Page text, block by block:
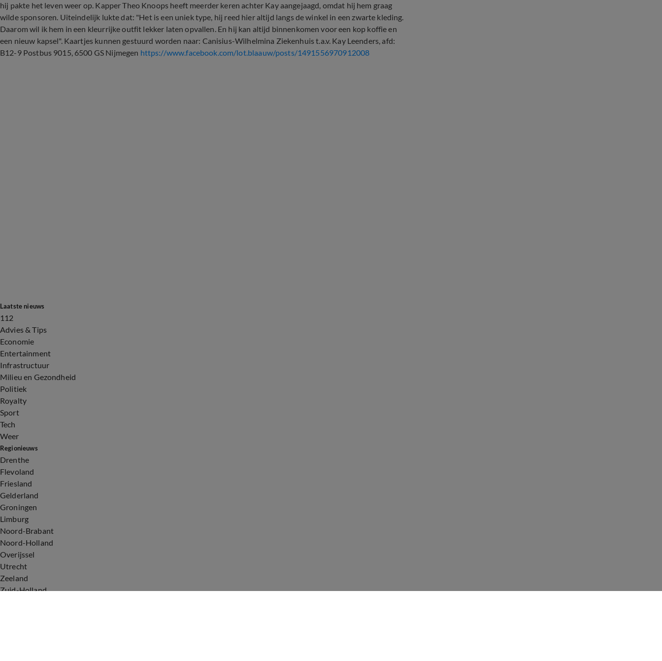
hij pakte het leven weer op. Kapper Theo Knoops heeft meerder keren achter Kay aangejaagd, omdat hij hem graag
wilde sponsoren. Uiteindelijk lukte dat: "Het is een uniek type, hij reed hier altijd langs de winkel in een zwarte kleding.
Daarom wil ik hem in een kleurrijke outfit lekker laten opvallen. En hij kan altijd binnenkomen voor een kop koffie en
een nieuw kapsel". Kaartjes kunnen gestuurd worden naar: Canisius-Wilhelmina Ziekenhuis t.a.v. Kay Leenders, afd:
B12-9 Postbus 9015, 6500 GS Nijmegen https://www.facebook.com/lot.blaauw/posts/1491556970912008
Laatste nieuws
112
Advies & Tips
Economie
Entertainment
Infrastructuur
Milieu en Gezondheid
Politiek
Royalty
Sport
Tech
Weer
Regionieuws
Drenthe
Flevoland
Friesland
Gelderland
Groningen
Limburg
Noord-Brabant
Noord-Holland
Overijssel
Utrecht
Zeeland
Zuid-Holland